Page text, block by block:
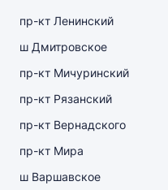
пр-кт Ленинский
ш Дмитровское
пр-кт Мичуринский
пр-кт Рязанский
пр-кт Вернадского
пр-кт Мира
ш Варшавское